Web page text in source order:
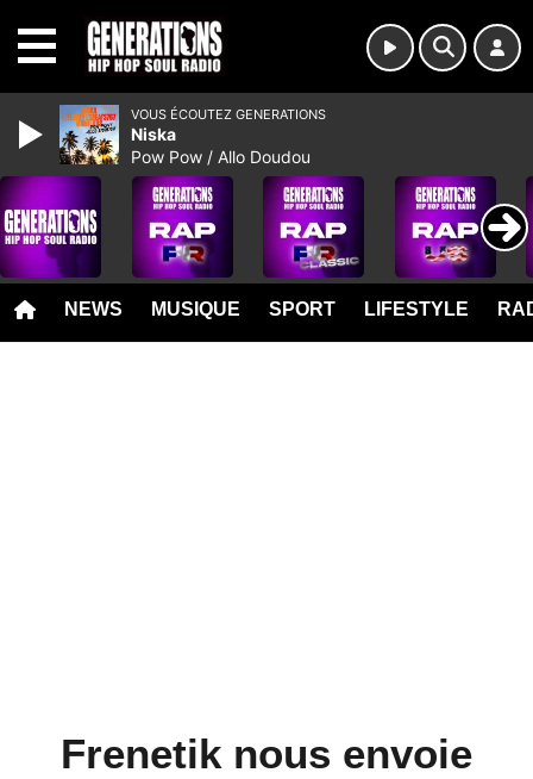
NEWS MUSIQUE SPORT LIFESTYLE
Frenetik nous envoie
VOUS ÉCOUTEZ GENERATIONS
Niska
Pow Pow / Allo Doudou